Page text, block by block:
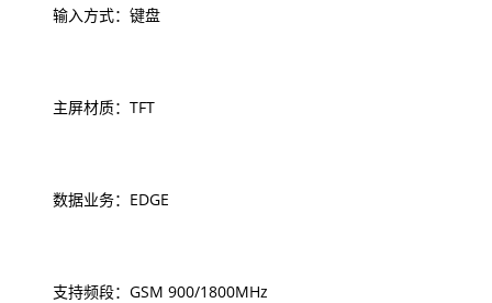
输入方式：键盘
主屏材质：TFT
数据业务：EDGE
支持频段：GSM 900/1800MHz